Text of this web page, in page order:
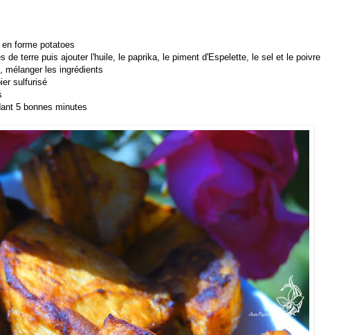
forme potatoes
de terre puis ajouter l'huile, le paprika, le piment d'Espelette, le sel et le poivre
mélanger les ingrédients
sulfurisé
5 bonnes minutes